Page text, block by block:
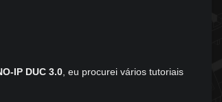
IP DUC 3.0 , eu procurei vários tutoriais